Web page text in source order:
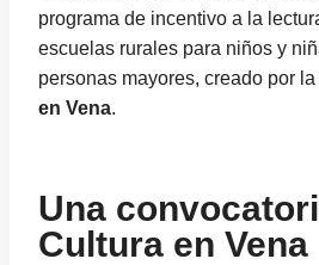
programa de incentivo a la
escuelas rurales para niños y
personas mayores, creado por la
en Vena.
Una
Cultura en Vena